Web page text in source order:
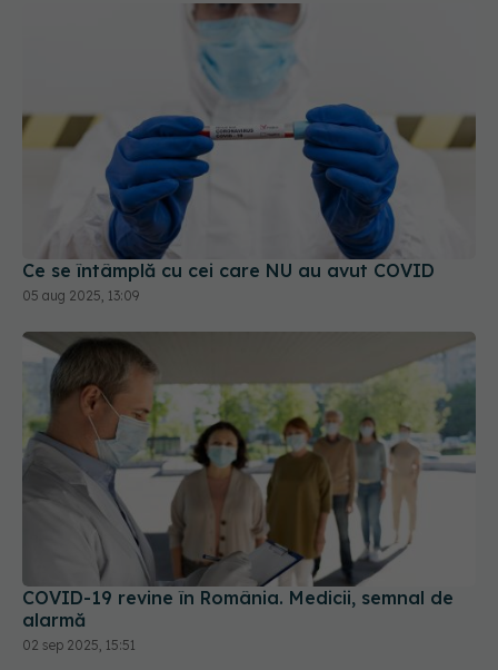
Ce se întâmplă cu cei care NU au avut COVID
COVID-19 revine în România. Medicii, semnal de
02 sep 2025, 15:51